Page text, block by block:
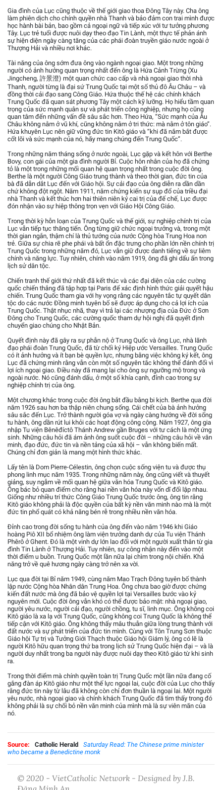
Gia đình của Lục cũng thuộc về thế giới giao thoa Đông Tây này. Cha ông
làm phiên dịch cho chính quyền nhà Thanh và bảo đảm con trai mình được
học hành bài bản, bao gồm cả ngoại ngữ và tiếp xúc với tư tưởng phương
Tây. Lục trẻ tuổi được nuôi dạy theo đạo Tin Lành, một thực tế phản ánh
sự hiện diện ngày càng tăng của các phái đoàn truyền giáo nước ngoài ở
Thượng Hải và nhiều nơi khác.
Tài năng của ông sớm đưa ông vào ngành ngoại giao. Một trong những
người có ảnh hưởng quan trọng nhất đến ông là Hứa Cảnh Trừng (Xu
Jingcheng, 許景澄) một quan chức cao cấp và nhà ngoại giao thời nhà
Thanh, người từng là đại sứ Trung Quốc tại một số thủ đô Âu Châu – và
đồng thời cải đạo sang Công Giáo. Hứa thuộc thế hệ các chính khách
Trung Quốc đã quan sát phương Tây một cách kỹ lưỡng. Họ hiểu tầm quan
trọng của sức mạnh quân sự và phát triển công nghiệp, nhưng họ cũng
quan tâm đến những vấn đề sâu sắc hơn. Theo Hứa, “Sức mạnh của Âu
Châu không nằm ở vũ khí, cũng không nằm ở tri thức: mà nằm ở tôn giáo”.
Hứa khuyên Lục nên giữ vững đức tin Kitô giáo và “khi đã nắm bắt được
cốt lõi và sức mạnh của nó, hãy mang chúng đến Trung Quốc”.
Trong những năm tháng sống ở nước ngoài, Lục gặp và kết hôn với Berthe
Bovy, con gái của một gia đình người Bỉ. Cuộc hôn nhân của họ đã chứng
tỏ là một trong những mối quan hệ quan trọng nhất trong cuộc đời ông.
Berthe là một người Công Giáo trung thành và theo thời gian, đức tin của
bà đã dẫn dắt Lục đến với Giáo hội. Sự cải đạo của ông diễn ra dần dần
chứ không đột ngột. Năm 1911, năm chứng kiến sự sụp đổ của triều đại
nhà Thanh và kết thúc hơn hai thiên niên kỷ cai trị của đế chế, Lục được
đón nhận vào sự hiệp thông trọn vẹn với Giáo Hội Công Giáo.
Trong thời kỳ hỗn loạn của Trung Quốc và thế giới, sự nghiệp chính trị của
Lục vẫn tiếp tục thăng tiến. Ông từng giữ chức ngoại trưởng và, trong một
thời gian ngắn, thậm chí là thủ tướng của nước Cộng hòa Trung Hoa non
trẻ. Giữa sự chia rẽ phe phái và bất ổn đặc trưng cho phần lớn nền chính trị
Trung Quốc trong những năm đó, Lục vẫn giữ được danh tiếng về sự liêm
chính và năng lực. Tuy nhiên, chính vào năm 1919, ông đã ghi dấu ấn trong
lịch sử dân tộc.
Chiến tranh thế giới thứ nhất đã kết thúc và các đại diện của các cường
quốc chiến thắng đã tập hợp tại Paris để xác định hình thức giải quyết hậu
chiến. Trung Quốc tham gia với hy vọng rằng các nguyên tắc tự quyết dân
tộc do các nước Đồng minh tuyên bố sẽ được áp dụng cho cả lợi ích của
Trung Quốc. Thật nhục nhã, thay vì trả lại các nhượng địa của Đức ở Sơn
Đông cho Trung Quốc, các cường quốc tham dự hội nghị đã quyết định
chuyển giao chúng cho Nhật Bản.
Quyết định này đã gây ra sự phẫn nộ ở Trung Quốc và ông Lục, nhà lãnh
đạo phái đoàn Trung Quốc, đã từ chối ký Hiệp ước Versailles. Trung Quốc
có ít ảnh hưởng và ít bạn bè quyền lực, nhưng bằng việc không ký kết, ông
Lục đã chứng minh rằng vẫn còn một số nguyên tắc không thể đánh đổi vì
lợi ích ngoại giao. Điều này đã mang lại cho ông sự ngưỡng mộ trong và
ngoài nước. Nó cũng đánh dấu, ở một số khía cạnh, đỉnh cao trong sự
nghiệp chính trị của ông.
Một chương khác trong cuộc đời ông bắt đầu bằng bi kịch. Berthe qua đời
năm 1926 sau hơn ba thập niên chung sống. Cái chết của bà ảnh hưởng
sâu sắc đến Lục. Trở thành người góa vợ và ngày càng hướng về đời sống
tu hành, ông dần rút lui khỏi các hoạt động công cộng. Năm 1927, ông gia
nhập Tu viện Bênêđíctô Thánh Andrew gần Bruges với tư cách là một ứng
sinh. Những câu hỏi đã ám ảnh ông suốt cuộc đời – những câu hỏi về văn
minh, đạo đức, đức tin và nền tảng của xã hội – vẫn không biến mất.
Chúng chỉ đơn giản là mang một hình thức khác.
Lấy tên là Dom Pierre-Célestin, ông chọn cuộc sống viện tu và được thụ
phong linh mục năm 1935. Trong những năm này, ông cũng viết và thuyết
giảng, suy ngẫm về mối quan hệ giữa văn hóa Trung Quốc và Kitô giáo.
Ông bác bỏ quan điểm cho rằng hai nền văn hóa này vốn dĩ đối lập nhau.
Giống như nhiều trí thức Công Giáo Trung Quốc trước ông, ông tin rằng
Kitô giáo không phải là độc quyền của bất kỳ nền văn minh nào mà là một
đức tin phổ quát có khả năng bén rễ trong nhiều nền văn hóa.
Đỉnh cao trong đời sống tu hành của ông đến vào năm 1946 khi Giáo
hoàng Piô XII bổ nhiệm ông làm viện trưởng danh dự của Tu viện Thánh
Phêrô ở Ghent. Đó là một vinh dự lớn lao đối với một người xuất thân từ gia
đình Tin Lành ở Thượng Hải. Tuy nhiên, sự công nhận này đến vào một
thời điểm u buồn. Trung Quốc một lần nữa lại chìm trong nội chiến. Khả
năng trở về quê hương ngày càng trở nên xa vời.
Lục qua đời tại Bỉ năm 1949, cùng năm Mao Trạch Đông tuyên bố thành
lập nước Cộng hòa Nhân dân Trung Hoa. Ông chưa bao giờ được chứng
kiến đất nước mà ông đã bảo vệ quyền lợi tại Versailles bước vào kỷ
nguyên mới. Cuộc đời ông vẫn khó có thể được bảo mật: nhà ngoại giao,
người yêu nước, người cải đạo, người chồng, tu sĩ, linh mục. Ông không coi
Kitô giáo là xa lạ với Trung Quốc, cũng không coi Trung Quốc là không thể
tiếp cận với Kitô giáo. Ông không thấy mâu thuẫn giữa lòng trung thành với
đất nước và sự phát triển của đức tin mình. Cùng với Tôn Trung Sơn thuộc
Giáo hội Tự trị và Tưởng Giới Thạch thuộc Giáo hội Giám lý, ông có lẽ là
người Kitô hữu quan trọng thứ ba trong lịch sử Trung Quốc hiện đại – và là
người duy nhất trong ba người này được nuôi dạy theo Kitô giáo từ khi sinh
ra.
Trong thời điểm mà chính quyền toàn trị Trung Quốc một lần nữa đang cố
gắng đàn áp Kitô giáo như một thế lực ngoại lai, cuộc đời của Lục cho thấy
rằng đức tin này từ lâu đã không còn chỉ đơn thuần là ngoại lai. Một người
yêu nước, nhà ngoại giao và chính khách Trung Quốc đã tìm thấy trong đó
không phải là sự chối bỏ nền văn minh của mình mà là sự viên mãn của
nó.
Source: Catholic Herald
Saturday Read: The Chinese prime minister
who became a Benedictine monk
© 2020 - VietCatholic Network - Designed by J.B.